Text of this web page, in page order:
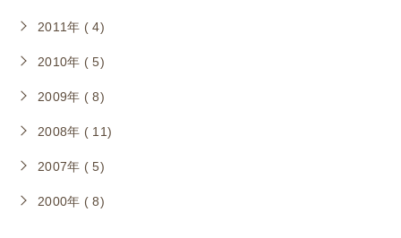
2011年 ( 4)
2010年 ( 5)
2009年 ( 8)
2008年 ( 11)
2007年 ( 5)
2000年 ( 8)